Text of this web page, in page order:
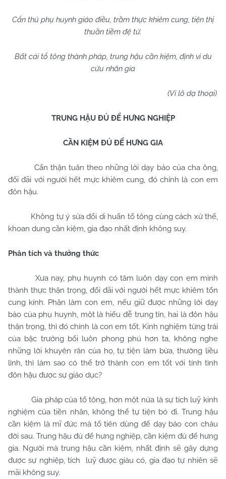
Cẩn thủ phụ huynh giáo điều, trầm thực khiêm cung, tiện thị
thuần tiềm đệ tử.
Bất cải tổ tông thành pháp, trung hậu cần kiệm, định vi du
cửu nhân gia
(Vi lô dạ thoại)
TRUNG HẬU ĐỦ ĐỂ HƯNG NGHIỆP
CẦN KIỆM ĐỦ ĐỂ HƯNG GIA
Cẩn thận tuân theo những lời dạy bảo của cha ông,
đối đãi với người hết mực khiêm cung, đó chính là con em
đôn hậu.
Không tự ý sửa đổi di huấn tổ tông cùng cách xử thế,
khoan dung cần kiệm, gia đạo nhất định không suy.
Phân tích và thưởng thức
Xưa nay, phụ huynh có tâm luôn dạy con em mình
thành thực thận trọng, đối đãi với người hết mực khiêm tốn
cung kính. Phận làm con em, nếu giữ được những lời dạy
bảo của phụ huynh, một là hiếu đễ trung tín, hai là đôn hậu
thận trọng, thì đó chính là con em tốt. Kinh nghiệm từng trải
của bậc trưởng bối luôn phong phú hơn ta, không nghe
những lời khuyên răn của họ, tự tiện làm bừa, thường liều
lỉnh, thì làm sao có thể trở thành con em tốt với tính tình
đôn hậu được sự giáo dục?
Gia pháp của tổ tông, hơn một nửa là sự tích luỹ kinh
nghiệm của tiền nhân, không thể tự tiện bỏ đi. Trung hậu
cần kiệm là mĩ đức mà tổ tiên dùng để dạy bảo con cháu
đời sau. Trung hậu đủ để hưng nghiệp, cần kiệm đủ để hưng
gia. Người mà trung hậu cần kiệm, nhất định sẽ gây dựng
được sự nghiệp, tích
luỹ được giàu có, gia đạo tự nhiên sẽ
mãi không suy.